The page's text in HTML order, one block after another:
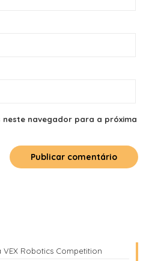
neste navegador para a próxima
Robotics Competition